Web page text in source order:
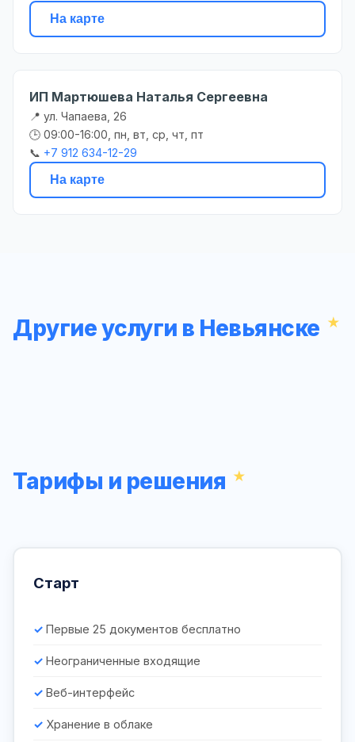
На карте
ИП Мартюшева Наталья Сергеевна
📍 ул. Чапаева, 26
🕒 09:00-16:00, пн, вт, ср, чт, пт
📞 +7 912 634-12-29
На карте
Другие услуги в Невьянске
Тарифы и решения
Старт
Первые 25 документов бесплатно
Неограниченные входящие
Веб-интерфейс
Хранение в облаке